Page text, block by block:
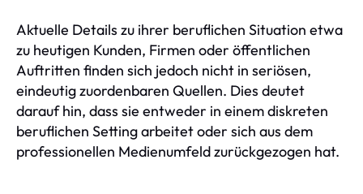
Aktuelle Details zu ihrer beruflichen Situation etwa
zu heutigen Kunden, Firmen oder öffentlichen
Auftritten finden sich jedoch nicht in seriösen,
eindeutig zuordenbaren Quellen. Dies deutet
darauf hin, dass sie entweder in einem diskreten
beruflichen Setting arbeitet oder sich aus dem
professionellen Medienumfeld zurückgezogen hat.